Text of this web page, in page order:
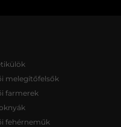
melegítőfelsők
farmerek
fehérneműk